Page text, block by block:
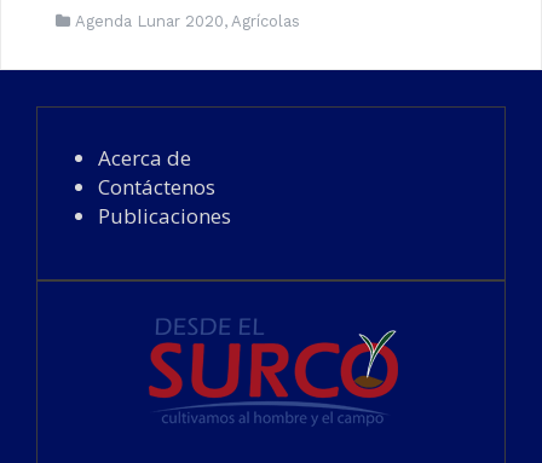
Agenda Lunar 2020, Agrícolas
Acerca de
Contáctenos
Publicaciones